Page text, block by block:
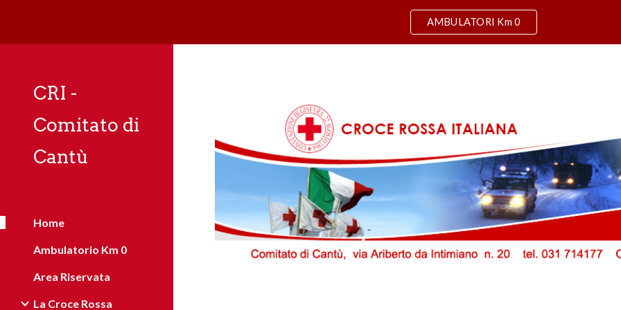
AMBULATORI Km 0
CRI -
Comitato di
Cantù
Home
Ambulatorio Km 0
Area Riservata
La Croce Rossa